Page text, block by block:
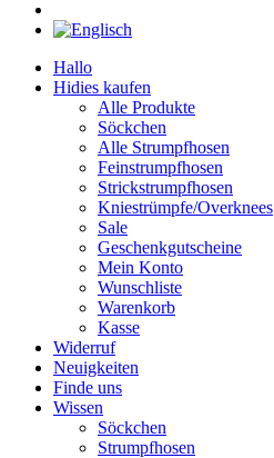
Hallo
Hidies kaufen
Alle Produkte
Söckchen
Alle Strumpfhosen
Feinstrumpfhosen
Strickstrumpfhosen
Kniestrümpfe/Overknees
Sale
Geschenkgutscheine
Mein Konto
Wunschliste
Warenkorb
Kasse
Widerruf
Neuigkeiten
Finde uns
Wissen
Söckchen
Strumpfhosen